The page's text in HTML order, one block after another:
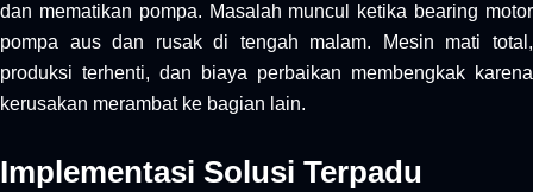
dan mematikan pompa. Masalah muncul ketika bearing motor
pompa aus dan rusak di tengah malam. Mesin mati total,
produksi terhenti, dan biaya perbaikan membengkak karena
kerusakan merambat ke bagian lain.
Implementasi Solusi Terpadu